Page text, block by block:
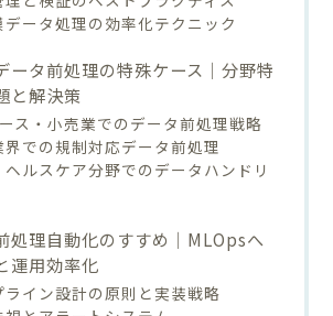
データ処理の効率化テクニック
ータ前処理の特殊ケース｜分野特
と解決策
ス・小売業でのデータ前処理戦略
界での規制対応データ前処理
ヘルスケア分野でのデータハンドリ
処理自動化のすすめ｜MLOpsへ
運用効率化
ライン設計の原則と実装戦略